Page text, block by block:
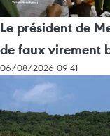
Le président de
de faux virement
06/08/2026 09:41